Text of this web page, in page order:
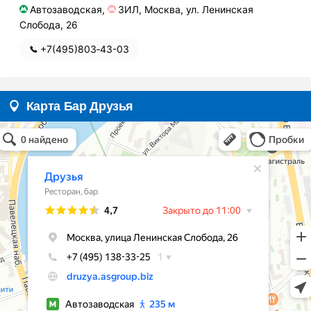
Автозаводская,
ЗИЛ, Москва, ул. Ленинская
Слобода, 26
+7(495)803‑43-03
Карта Бар Друзья